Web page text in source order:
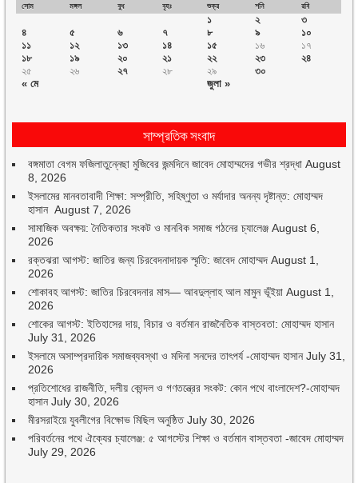
সোম মঙ্গল বুধ বৃহঃ শুক্র শনি রবি
« মে জুলা »
১ ২
৩
৪
৫ ৬ ৭ ৮ ৯
১০
১১
১২ ১৩ ১৪ ১৫ ১৬
১৭
১৮
১৯ ২০ ২১ ২২ ২৩
২৪
২৫
২৬ ২৭ ২৮ ২৯ ৩০
সাম্প্রতিক সংবাদ
বঙ্গমাতা বেগম ফজিলাতুন্নেছা মুজিবের জন্মদিনে জাবেদ মোহাম্মদের গভীর শ্রদ্ধা August
8, 2026
ইসলামের মানবতাবাদী শিক্ষা: সম্প্রীতি, সহিষ্ণুতা ও মর্যাদার অনন্য দৃষ্টান্ত: মোহাম্মদ
হাসান August 7, 2026
সামাজিক অবক্ষয়: নৈতিকতার সংকট ও মানবিক সমাজ গঠনের চ্যালেঞ্জ August 6,
2026
রক্তঝরা আগস্ট: জাতির জন্য চিরবেদনাদায়ক স্মৃতি: জাবেদ মোহাম্মদ August 1,
2026
শোকাবহ আগস্ট: জাতির চিরবেদনার মাস— আবদুল্লাহ আল মামুন ভূঁইয়া August 1,
2026
শোকের আগস্ট: ইতিহাসের দায়, বিচার ও বর্তমান রাজনৈতিক বাস্তবতা: মোহাম্মদ হাসান
July 31, 2026
ইসলামে অসাম্প্রদায়িক সমাজব্যবস্থা ও মদিনা সনদের তাৎপর্য -মোহাম্মদ হাসান July 31,
2026
প্রতিশোধের রাজনীতি, দলীয় কোন্দল ও গণতন্ত্রের সংকট: কোন পথে বাংলাদেশ?-মোহাম্মদ
হাসান July 30, 2026
মীরসরাইয়ে যুবলীগের বিক্ষোভ মিছিল অনুষ্ঠিত July 30, 2026
পরিবর্তনের পথে ঐক্যের চ্যালেঞ্জ: ৫ আগস্টের শিক্ষা ও বর্তমান বাস্তবতা -জাবেদ মোহাম্মদ
July 29, 2026